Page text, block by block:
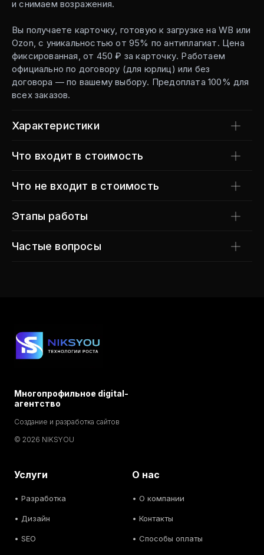
и снимаем возражения.
Вы получаете карточку, готовую к загрузке на WB или
Ozon, с уникальностью от 95% по антиплагиат. Цена
фиксированная, от 450 ₽ за карточку. Работаем
официально по договору (для юрлиц) или без
договора — по вашему выбору. Предоплата 100% для
всех заказов.
Характеристики
Что входит в стоимость
Что не входит в стоимость
Этапы работы
Частые вопросы
Многопрофильное digital-
агентство
Создание и разработка сайтов
© 2026 NIKSYOU
Услуги
• Разработка
• Дизайн
• SEO
О нас
• О компании
• Контакты
• Способы оплаты